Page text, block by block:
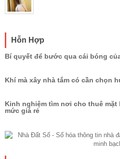
Hỗn Hợp
Bí quyết để bước qua cái bóng
Khí mà xây nhà tắm có cần chọn
Kinh nghiệm tìm nơi cho thuê
mức giá rẻ